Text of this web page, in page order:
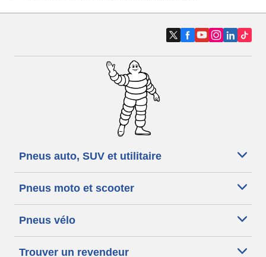
Pneus auto, SUV et utilitaire
Pneus moto et scooter
Pneus vélo
Trouver un revendeur